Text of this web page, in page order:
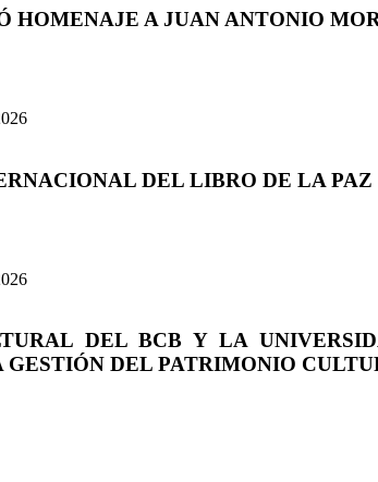
HOMENAJE A JUAN ANTONIO
DEL LIBRO DE LA
DEL BCB Y LA
DEL PATRIMONIO